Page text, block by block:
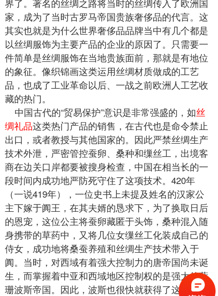
界了。著名的丝绸之路将当时的丝绸传入了欧洲国
家，成为了当时古罗马帝国贵族奢侈品的代言。这
其实也就是为什么世界奢侈品品牌当中有几个都是
以丝绸服饰为主要产品的企业的原因了。只需要一
件简单是丝绸服饰在当地贵族面前，那就是有地位
的象征。像织锦画这类运用丝绸材质做成的工艺
品，也成了工业革命以后、一战之前欧洲人工艺收
藏的热门。
中国古代的“贸易保护”意识是非常强盛的，如丝
绸礼品这类热门产品的销售，在古代也是命令禁止
出口，或者教授与其他国家的。因此严禁丝绸生产
技术外泄，严密管控蚕卵、桑种和缫丝工，出境客
商在边关口岸都要被搜身检查，中国在相当长的一
段时间内成功地严防死守住了这项技术。420年
（一说419年），一位史书上未提及姓名的汉家公
主下嫁于阗王，在其夫婿的恳求下，为了换取日后
的恩宠，这位公主将蚕卵藏匿于头饰，桑种混入随
身携带的草药中，又将几位女缫丝工化装成自己的
侍女，成功地将桑蚕养殖和丝绸生产技术带入于
阗。当时，对西域有着强大控制力的唐帝国尚未诞
生，而掌握着中亚和西域地区控制权的是强大的萨
珊波斯帝国。因此，波斯也很快就获得了这项技